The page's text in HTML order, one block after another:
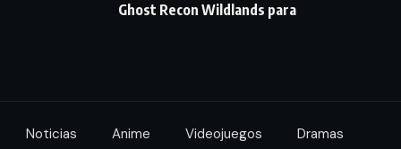
Ghost Recon Wildlands para
Noticias Anime Videojuegos
Dramas